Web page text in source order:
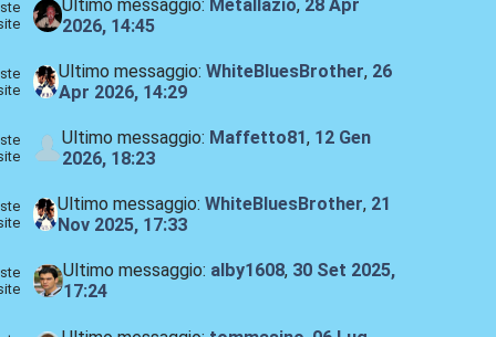
Ultimo messaggio: Metallazio, 28 Apr
2026, 14:45
Ultimo messaggio: WhiteBluesBrother, 26
Apr 2026, 14:29
Ultimo messaggio: Maffetto81, 12 Gen
2026, 18:23
Ultimo messaggio:WhiteBluesBrother, 21
Nov 2025, 17:33
Ultimo messaggio: alby1608, 30 Set 2025,
17:24